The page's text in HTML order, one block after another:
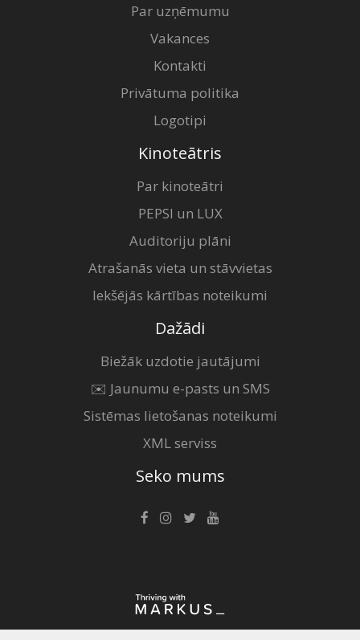
Par uzņēmumu
Vakances
Kontakti
Privātuma politika
Logotipi
Kinoteātris
Par kinoteātri
PEPSI un LUX
Auditoriju plāni
Atrašanās vieta un stāvvietas
Iekšējās kārtības noteikumi
Dažādi
Biežāk uzdotie jautājumi
✉️ Jaunumu e-pasts un SMS
Sistēmas lietošanas noteikumi
XML serviss
Seko mums